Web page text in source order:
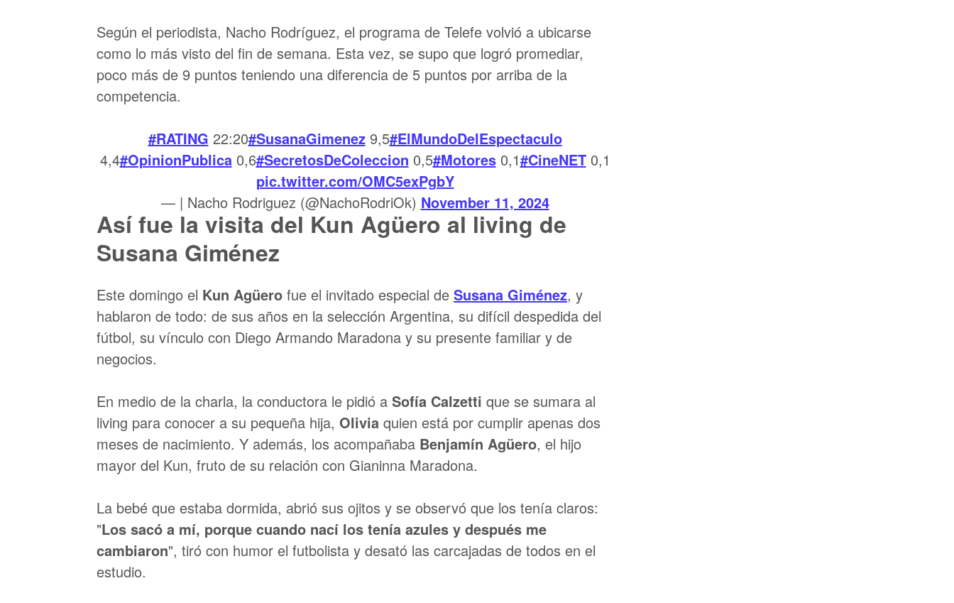
Según el periodista, Nacho Rodríguez, el programa de Telefe volvió a ubicarse
como lo más visto del fin de semana. Esta vez, se supo que logró promediar,
poco más de 9 puntos teniendo una diferencia de 5 puntos por arriba de la
competencia.
#RATING 22:20#SusanaGimenez9,5#ElMundoDelEspectaculo
4,4#OpinionPublica0,6#SecretosDeColeccion 0,5#Motores0,1#CineNET0,1
pic.twitter.com/OMC5exPgbY
— | Nacho Rodriguez (@NachoRodriOk) November 11, 2024
Así fue la visita del Kun Agüero al living de
Susana Giménez
Este domingo el Kun Agüero fue el invitado especial de Susana Giménez, y
hablaron de todo: de sus años en la selección Argentina, su difícil despedida del
fútbol, su vínculo con Diego Armando Maradona y su presente familiar y de
negocios.
En medio de la charla, la conductora le pidió a Sofía Calzetti que se sumara al
living para conocer a su pequeña hija, Olivia quien está por cumplir apenas dos
meses de nacimiento. Y además, los acompañaba Benjamín Agüero, el hijo
mayor del Kun, fruto de su relación con Gianinna Maradona.
La bebé que estaba dormida, abrió sus ojitos y se observó que los tenía claros:
"Los sacó a mí, porque cuando nací los tenía azules y después me
cambiaron", tiró con humor el futbolista y desató las carcajadas de todos en el
estudio.